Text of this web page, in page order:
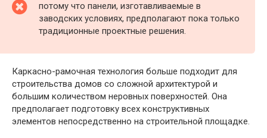
потому что панели, изготавливаемые в
заводских условиях, предполагают пока только
традиционные проектные решения.
Каркасно-рамочная технология больше подходит для
строительства домов со сложной архитектурой и
большим количеством неровных поверхностей. Она
предполагает подготовку всех конструктивных
элементов непосредственно на строительной площадке.